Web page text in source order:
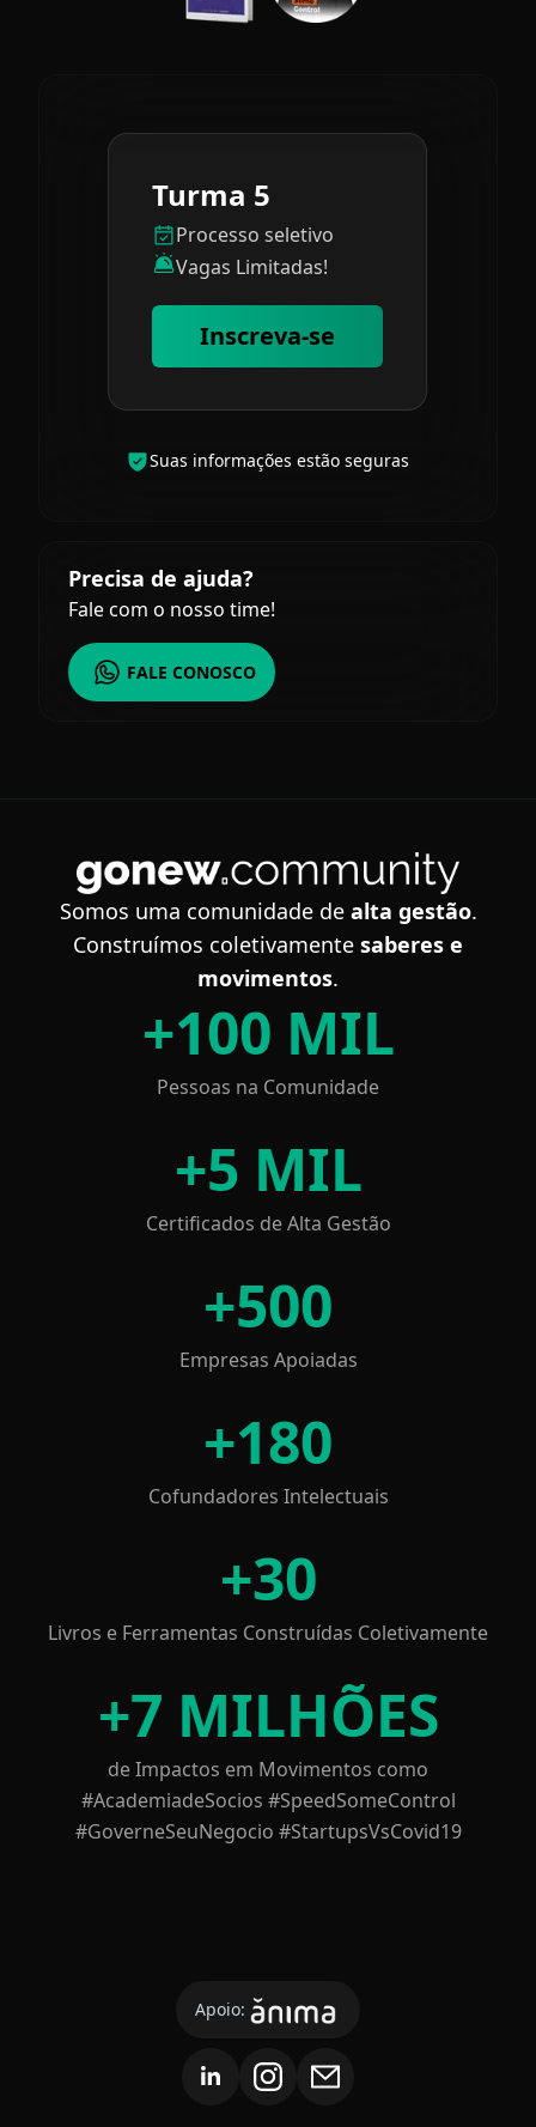
Turma 5
Processo seletivo
Vagas Limitadas!
Inscreva-se
Suas informações estão seguras
Precisa de ajuda?
Fale com o nosso time!
FALE CONOSCO
Somos uma comunidade de alta gestão.
Construímos coletivamente saberes e
movimentos.
+100 MIL
Pessoas na Comunidade
+5 MIL
Certificados de Alta Gestão
+500
Empresas Apoiadas
+180
Cofundadores Intelectuais
+30
Livros e Ferramentas Construídas Coletivamente
+7 MILHÕES
de Impactos em Movimentos como
#AcademiadeSocios #SpeedSomeControl
#GoverneSeuNegocio #StartupsVsCovid19
Apoio: